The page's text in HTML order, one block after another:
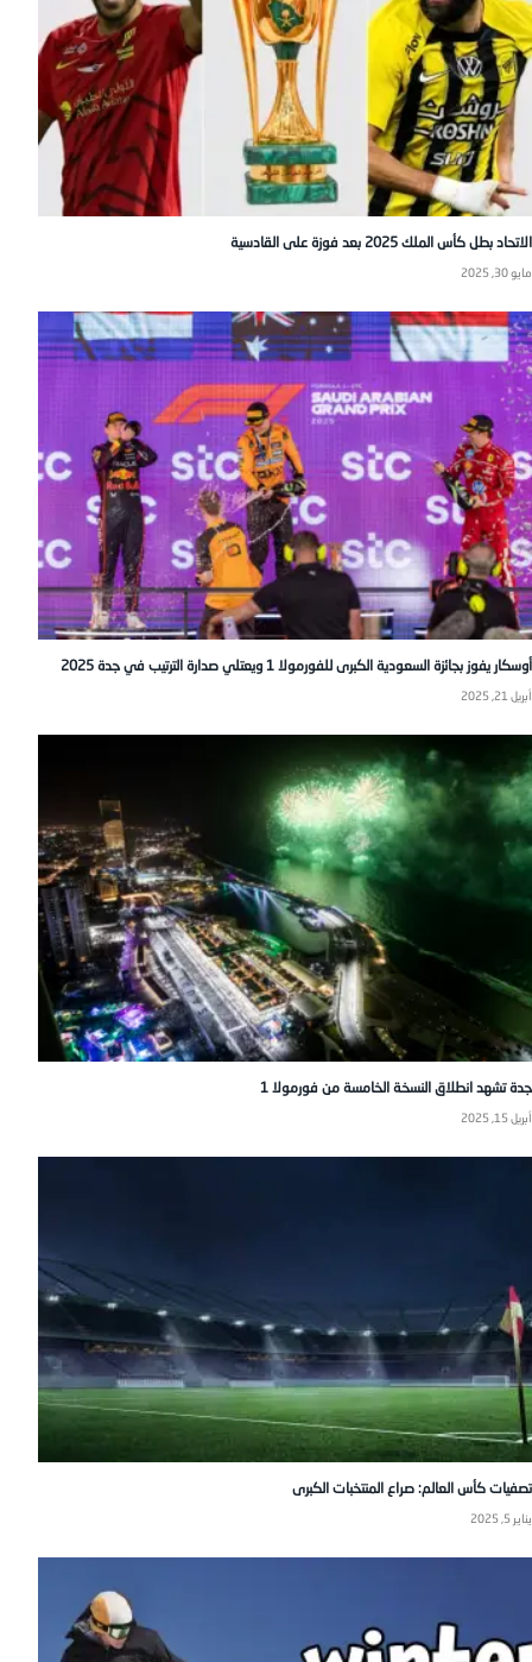
الاتحاد بطل كأس الملك 2025 بعد فوزة على القادسية
مايو 30, 2025
أوسكار يفوز بجائزة السعودية الكبرى للفورمولا 1 ويعتلي صدارة الترتيب في جدة 2025
أبريل 21, 2025
جدة تشهد انطلاق النسخة الخامسة من فورمولا 1
أبريل 15, 2025
تصفيات كأس العالم: صراع المنتخبات الكبرى
يناير 5, 2025